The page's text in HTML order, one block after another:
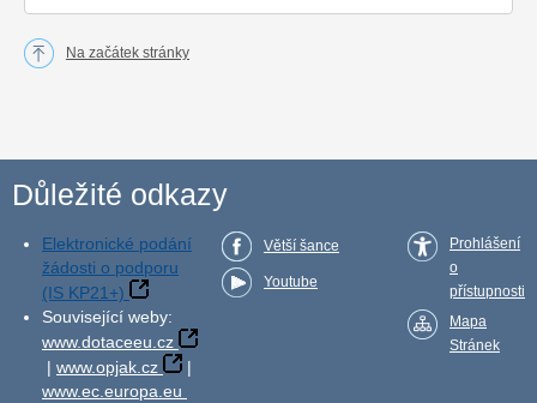
Na začátek stránky
Důležité odkazy
Elektronické podání
žádosti o podporu
(IS KP21+)
Související weby:
www.dotaceeu.cz
| www.opjak.cz
|
www.ec.europa.eu
Větší šance
Youtube
Prohlášení
o
přístupnosti
Mapa
Stránek